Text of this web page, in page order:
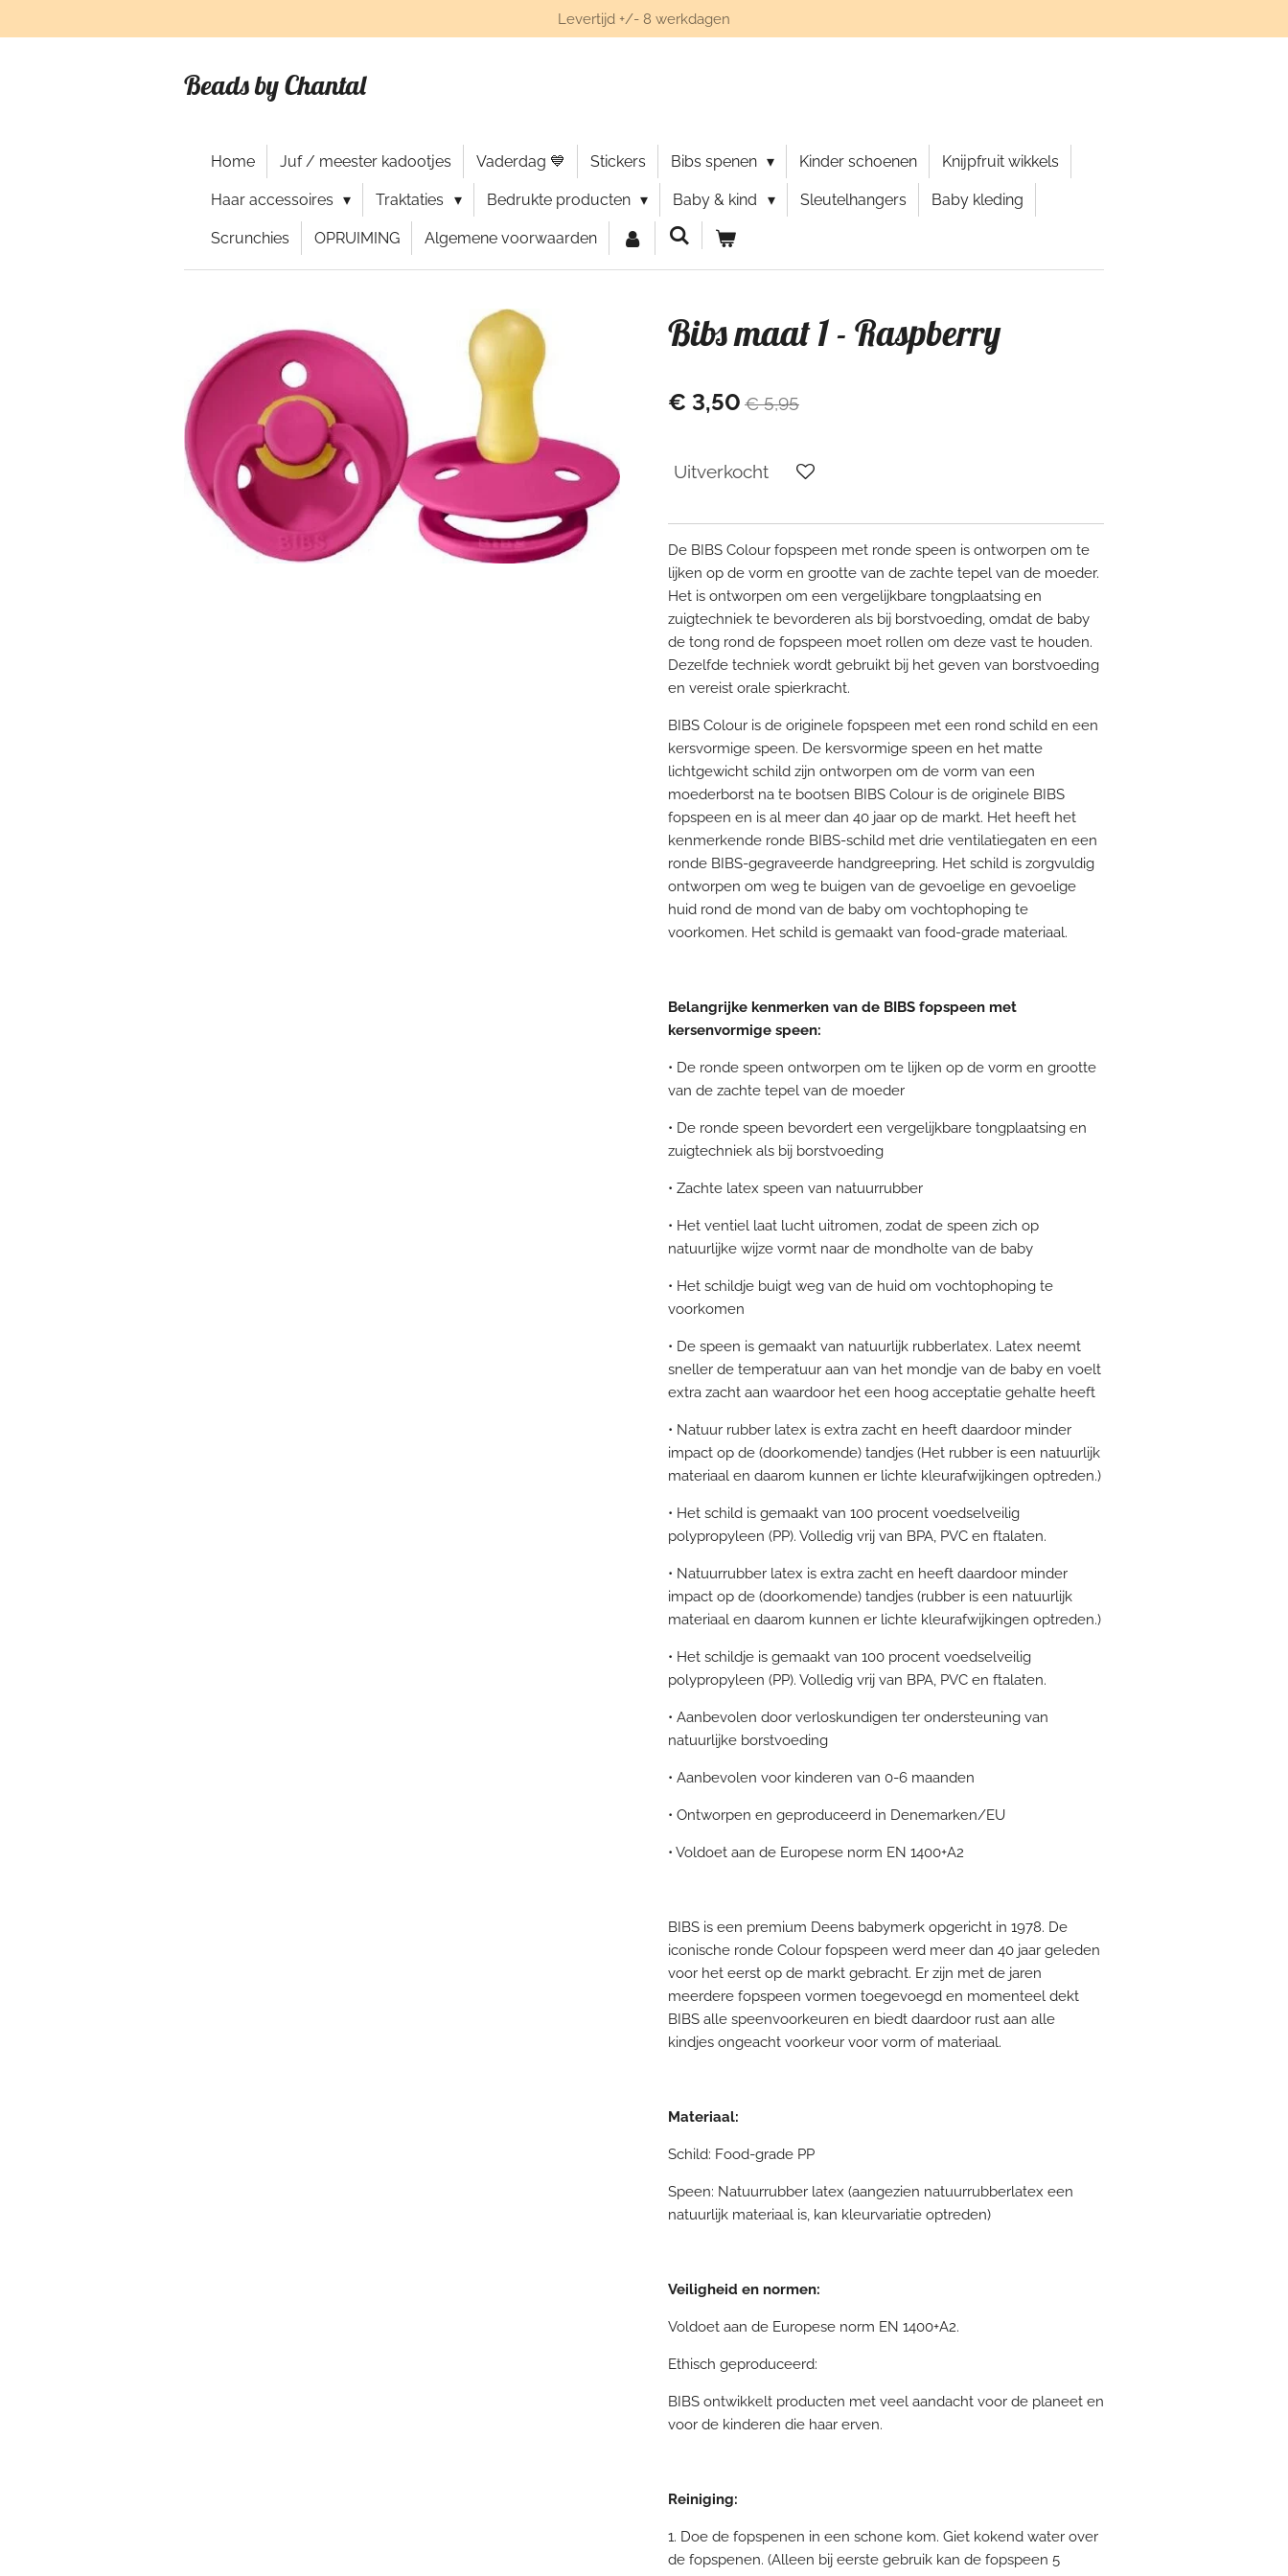
direct
Levertijd +/- 8 werkdagen
Beads by Chantal
Home Juf / meester kadootjes Vaderdag 💙 Stickers Bibs spenen Kinder schoenen Knijpfruit wikkels
Haar accessoires Traktaties Bedrukte producten Baby & kind Sleutelhangers Baby kleding
Scrunchies OPRUIMING Algemene voorwaarden
Bibs maat 1 - Raspberry
€ 3,50 € 5,95
Uitverkocht
De BIBS Colour fopspeen met ronde speen is ontworpen om te
lijken op de vorm en grootte van de zachte tepel van de moeder.
Het is ontworpen om een vergelijkbare tongplaatsing en
zuigtechniek te bevorderen als bij borstvoeding, omdat de baby
de tong rond de fopspeen moet rollen om deze vast te houden.
Dezelfde techniek wordt gebruikt bij het geven van borstvoeding
en vereist orale spierkracht.
BIBS Colour is de originele fopspeen met een rond schild en een
kersvormige speen. De kersvormige speen en het matte
lichtgewicht schild zijn ontworpen om de vorm van een
moederborst na te bootsen BIBS Colour is de originele BIBS
fopspeen en is al meer dan 40 jaar op de markt. Het heeft het
kenmerkende ronde BIBS-schild met drie ventilatiegaten en een
ronde BIBS-gegraveerde handgreepring. Het schild is zorgvuldig
ontworpen om weg te buigen van de gevoelige en gevoelige
huid rond de mond van de baby om vochtophoping te
voorkomen. Het schild is gemaakt van food-grade materiaal.
Belangrijke kenmerken van de BIBS fopspeen met
kersenvormige speen:
• De ronde speen ontworpen om te lijken op de vorm en grootte
van de zachte tepel van de moeder
• De ronde speen bevordert een vergelijkbare tongplaatsing en
zuigtechniek als bij borstvoeding
• Zachte latex speen van natuurrubber
• Het ventiel laat lucht uitromen, zodat de speen zich op
natuurlijke wijze vormt naar de mondholte van de baby
• Het schildje buigt weg van de huid om vochtophoping te
voorkomen
• De speen is gemaakt van natuurlijk rubberlatex. Latex neemt
sneller de temperatuur aan van het mondje van de baby en voelt
extra zacht aan waardoor het een hoog acceptatie gehalte heeft
• Natuur rubber latex is extra zacht en heeft daardoor minder
impact op de (doorkomende) tandjes (Het rubber is een natuurlijk
materiaal en daarom kunnen er lichte kleurafwijkingen optreden.)
• Het schild is gemaakt van 100 procent voedselveilig
polypropyleen (PP). Volledig vrij van BPA, PVC en ftalaten.
• Natuurrubber latex is extra zacht en heeft daardoor minder
impact op de (doorkomende) tandjes (rubber is een natuurlijk
materiaal en daarom kunnen er lichte kleurafwijkingen optreden.)
• Het schildje is gemaakt van 100 procent voedselveilig
polypropyleen (PP). Volledig vrij van BPA, PVC en ftalaten.
• Aanbevolen door verloskundigen ter ondersteuning van
natuurlijke borstvoeding
• Aanbevolen voor kinderen van 0-6 maanden
• Ontworpen en geproduceerd in Denemarken/EU
• Voldoet aan de Europese norm EN 1400+A2
BIBS is een premium Deens babymerk opgericht in 1978. De
iconische ronde Colour fopspeen werd meer dan 40 jaar geleden
voor het eerst op de markt gebracht. Er zijn met de jaren
meerdere fopspeen vormen toegevoegd en momenteel dekt
BIBS alle speenvoorkeuren en biedt daardoor rust aan alle
kindjes ongeacht voorkeur voor vorm of materiaal.
Materiaal:
Schild: Food-grade PP
Speen: Natuurrubber latex (aangezien natuurrubberlatex een
natuurlijk materiaal is, kan kleurvariatie optreden)
Veiligheid en normen:
Voldoet aan de Europese norm EN 1400+A2.
Ethisch geproduceerd:
BIBS ontwikkelt producten met veel aandacht voor de planeet en
voor de kinderen die haar erven.
Reiniging:
1. Doe de fopspenen in een schone kom. Giet kokend water over
de fopspenen. (Alleen bij eerste gebruik kan de fopspeen 5